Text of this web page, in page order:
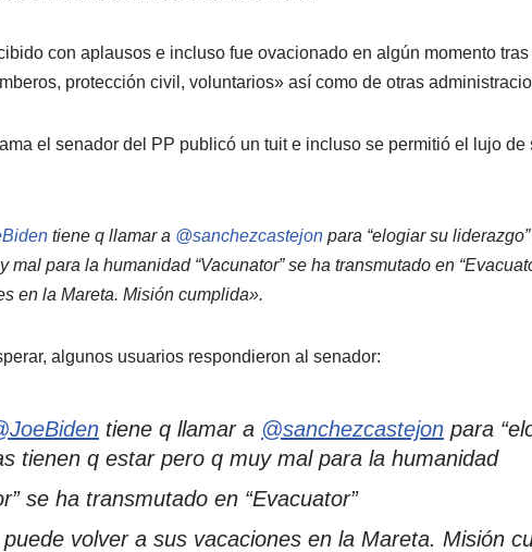
con aplausos e incluso fue ovacionado en algún momento
protección civil, voluntarios» así como de otras
el senador del PP publicó un tuit e incluso se permitió el lujo de
tiene q llamar a @sanchezcastejon para “elogiar su
mal para la humanidad “Vacunator” se ha transmutado en
en la Mareta. Misión cumplida».
algunos usuarios respondieron al senador:
tiene q llamar a @sanchezcastejon para
tienen q estar pero q muy mal para la humanidad
se ha transmutado en “Evacuator”
volver a sus vacaciones en la Mareta. Misión